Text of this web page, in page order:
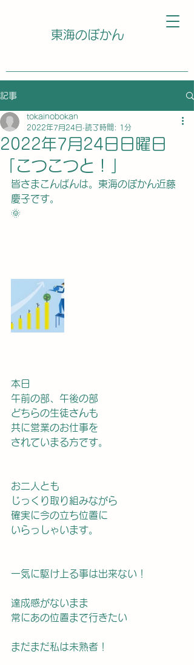
東海のぼかん
記事
2022年7月24日日曜日
「こつこつと！」
tokainobokan
2022年7月24日 読了時間: 1分
皆さまこんばんは。東海のぼかん近藤
慶子です。
🌞
本日
午前の部、午後の部
どちらの生徒さんも
共に営業のお仕事を
されていまる方です。
お二人とも
じっくり取り組みながら
確実に今の立ち位置に
いらっしゃいます。
一気に駆け上る事は出来ない！
達成感がないまま
常にあの位置まで行きたい
まだまだ私は未熟者！